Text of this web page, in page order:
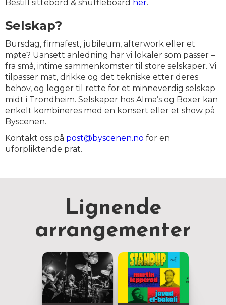
Bestill sittebord & shuffleboard her.
Selskap?
Bursdag, firmafest, jubileum, afterwork eller et
møte? Uansett anledning har vi lokaler som passer –
fra små, intime sammenkomster til store selskaper. Vi
tilpasser mat, drikke og det tekniske etter deres
behov, og legger til rette for et minneverdig selskap
midt i Trondheim. Selskaper hos Alma’s og Boxer kan
enkelt kombineres med en konsert eller et show på
Byscenen.
Kontakt oss på post@byscenen.no for en
uforpliktende prat.
Lignende
arrangementer